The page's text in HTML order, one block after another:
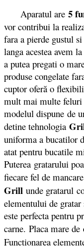
Aparatul are 5
vor contribui la
fara a pierde gustul
langa acestea avem
a putea pregati o
produse congelate
cuptor oferă o
mult mai multe feluri
modelul dispune de
detine tehnologia
uniforma a bucatilor
atat pentru bucatile
Puterea gratarului
fiecare fel de
Grill unde gratarul
elementului de
este perfecta pentru
carne. Placa mare de
Functionarea